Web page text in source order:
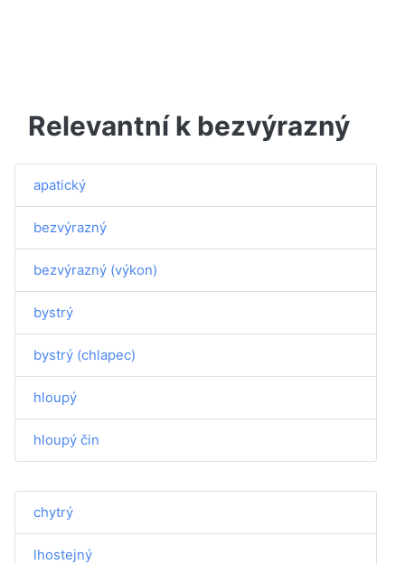
Relevantní k bezvýrazný
apatický
bezvýrazný
bezvýrazný (výkon)
bystrý
bystrý (chlapec)
hloupý
hloupý čin
chytrý
lhostejný